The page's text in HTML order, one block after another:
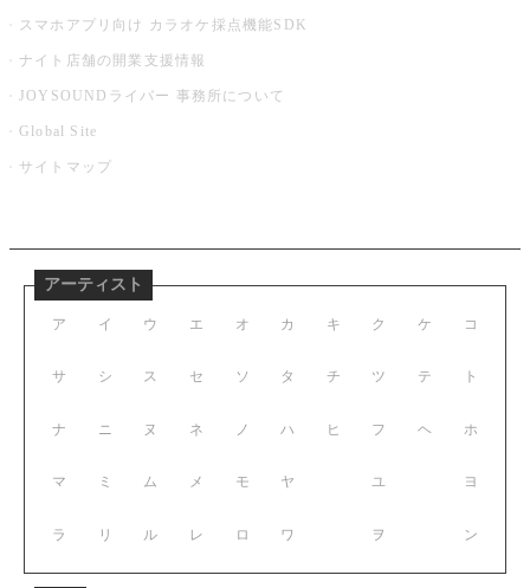
スマホアプリ向け カラオケ採点機能SDK
ナイト店舗の開業支援情報
JOYSOUNDライバー 事務所について
Global Site
サイトマップ
アーティスト
ア イ ウ エ オ
サ シ ス セ ソ
ナ ニ ヌ ネ ノ
マ ミ ム メ モ
ラ リ ル レ ロ
カ キ ク ケ コ
タ チ ツ テ ト
ハ ヒ フ ヘ ホ
ヤ ユ ヨ
ワ ヲ ン